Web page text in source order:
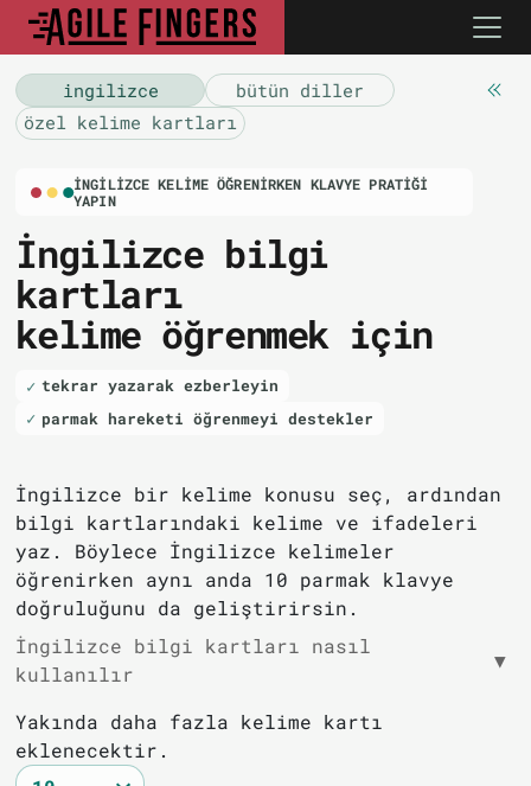
i̇ngilizce
bütün diller
özel kelime kartları
İNGILIZCE KELIME ÖĞRENIRKEN KLAVYE PRATIĞI
YAPIN
İngilizce bilgi
kartları
kelime öğrenmek için
tekrar yazarak ezberleyin
parmak hareketi öğrenmeyi destekler
İngilizce bir kelime konusu seç, ardından
bilgi kartlarındaki kelime ve ifadeleri
yaz. Böylece İngilizce kelimeler
öğrenirken aynı anda 10 parmak klavye
doğruluğunu da geliştirirsin.
İngilizce bilgi kartları nasıl
kullanılır
▼
Yakında daha fazla kelime kartı
eklenecektir.